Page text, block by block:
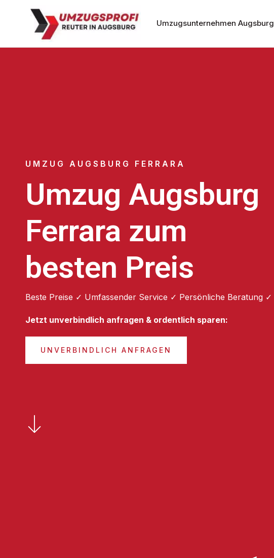
Umzugsunternehmen Augsburg
UMZUG AUGSBURG FERRARA
Umzug Augsburg
Ferrara zum
besten Preis
Beste Preise ✓ Umfassender Service ✓ Persönliche Beratung ✓
Jetzt unverbindlich anfragen & ordentlich sparen:
UNVERBINDLICH ANFRAGEN